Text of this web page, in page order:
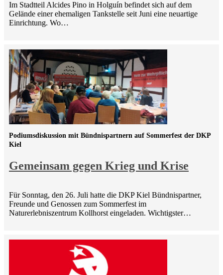
Im Stadtteil Alcides Pino in Holguín befindet sich auf dem
Gelände einer ehemaligen Tankstelle seit Juni eine neuartige
Einrichtung. Wo…
Gemeinsam gegen Krieg und Krise
Podiumsdiskussion mit Bündnispartnern auf Sommerfest der DKP
Kiel
Für Sonntag, den 26. Juli hatte die DKP Kiel Bündnispartner,
Freunde und Genossen zum Sommerfest im
Naturerlebniszentrum Kollhorst eingeladen. Wichtigster…